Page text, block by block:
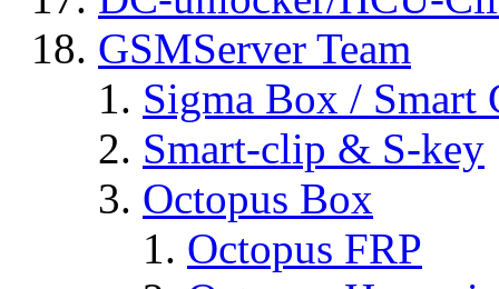
GSMServer Team
Sigma Box / Smart
Smart-clip & S-key
Octopus Box
Octopus FRP